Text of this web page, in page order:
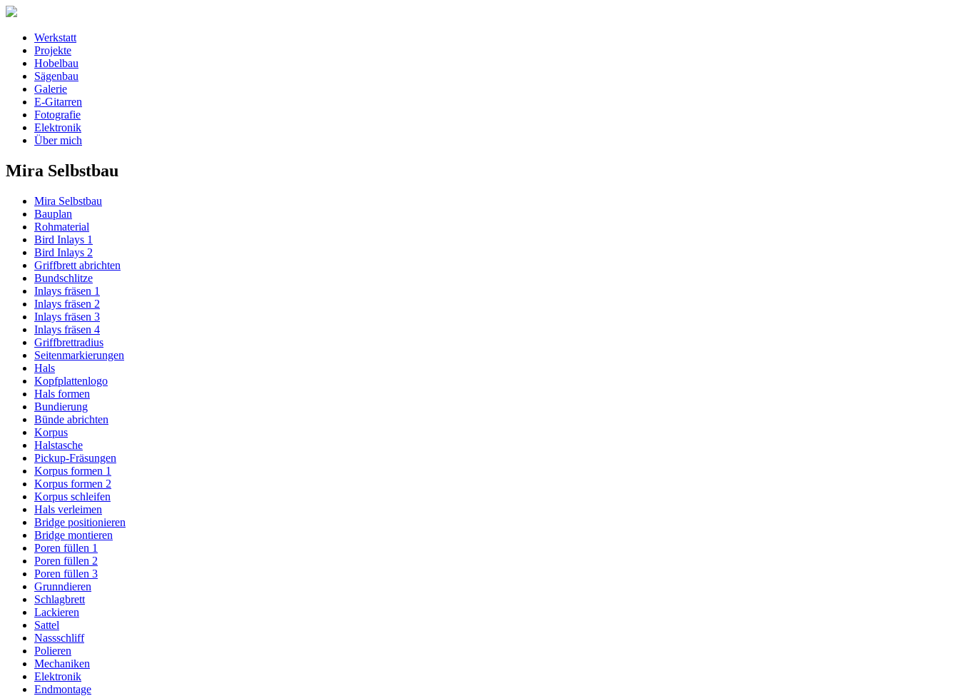
Werkstatt
Projekte
Hobelbau
Sägenbau
Galerie
E-Gitarren
Fotografie
Elektronik
Über mich
Mira Selbstbau
Mira Selbstbau
Bauplan
Rohmaterial
Bird Inlays 1
Bird Inlays 2
Griffbrett abrichten
Bundschlitze
Inlays fräsen 1
Inlays fräsen 2
Inlays fräsen 3
Inlays fräsen 4
Griffbrettradius
Seitenmarkierungen
Hals
Kopfplattenlogo
Hals formen
Bundierung
Bünde abrichten
Korpus
Halstasche
Pickup-Fräsungen
Korpus formen 1
Korpus formen 2
Korpus schleifen
Hals verleimen
Bridge positionieren
Bridge montieren
Poren füllen 1
Poren füllen 2
Poren füllen 3
Grunndieren
Schlagbrett
Lackieren
Sattel
Nassschliff
Polieren
Mechaniken
Elektronik
Endmontage